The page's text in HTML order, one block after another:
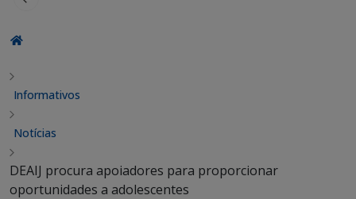
Informativos
Notícias
DEAIJ procura apoiadores para proporcionar
oportunidades a adolescentes